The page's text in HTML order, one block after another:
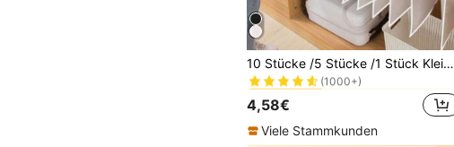
10 Stücke /5 Stücke /1 Stück Kleiderschutz, moderne halbtransparente staubdichte Abdeckung, verstärkter Reißverschluss Anzugehülle, wasserdichte Kleidungsabdeckung, Hochzeitskleid Schutz, Schulsachen
#2 Bestseller
in Weiß Schubladen-Organizer
(1000+)
#2 Bestseller
#2 Bestseller
#2 Bestseller
in Weiß Schubladen-Organizer
(1000+)
4,58€
Viele Stammkunden